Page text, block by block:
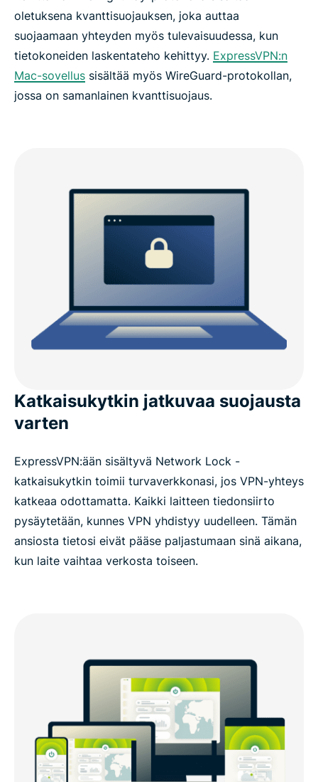
oletuksena kvanttisuojauksen, joka auttaa
suojaamaan yhteyden myös tulevaisuudessa, kun
tietokoneiden laskentateho kehittyy. ExpressVPN:n
Mac-sovellus sisältää myös WireGuard-protokollan,
jossa on samanlainen kvanttisuojaus.
Katkaisukytkin jatkuvaa suojausta
varten
ExpressVPN:ään sisältyvä Network Lock -
katkaisukytkin toimii turvaverkkonasi, jos VPN-yhteys
katkeaa odottamatta. Kaikki laitteen tiedonsiirto
pysäytetään, kunnes VPN yhdistyy uudelleen. Tämän
ansiosta tietosi eivät pääse paljastumaan sinä aikana,
kun laite vaihtaa verkosta toiseen.